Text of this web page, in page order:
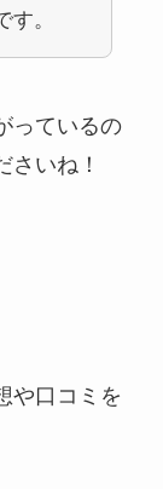
。
っているの
いね！
や口コミを